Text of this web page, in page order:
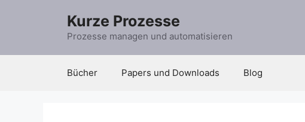
Kurze Prozesse
Prozesse managen und automatisieren
Bücher Papers und Downloads Blog